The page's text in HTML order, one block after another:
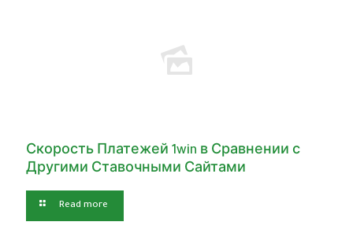
Скорость Платежей 1win в Сравнении с
Другими Ставочными Сайтами
Read more